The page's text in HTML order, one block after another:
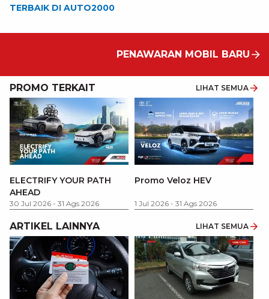
TERBAIK DI AUTO2000
PENAWARAN MOBIL BARU
PROMO TERKAIT LIHAT SEMUA
ELECTRIFY YOUR PATH
AHEAD
30 Jul 2026 - 31 Ags 2026
Promo Veloz HEV
1 Jul 2026 - 31 Ags 2026
ARTIKEL LAINNYA LIHAT SEMUA